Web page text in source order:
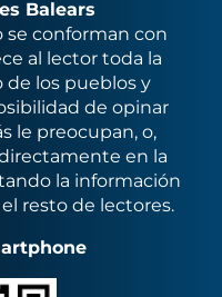
Balears
se conforman con
al lector toda la
de los pueblos y
de opinar
le preocupan, o,
en la
la información
resto de lectores.